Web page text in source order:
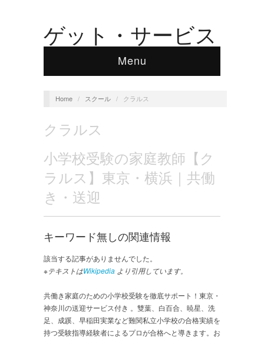
ゲット・サービス
Menu
Home / スクール / クラルス
クラルス
小学校受験の家庭教師【ク
ラルス】東京・横浜｜共働
き・送迎
キーワード無しの関連情報
該当する記事がありませんでした。
※テキストはWikipedia より引用しています。
共働き家庭のための小学校受験を徹底サポート！東京・
神奈川の送迎サービス付き 。雙葉、白百合、暁星、洗
足、成蹊、早稲田実業など難関私立小学校の合格実績を
持つ受験指導経験者によるプロが合格へと導きます。お